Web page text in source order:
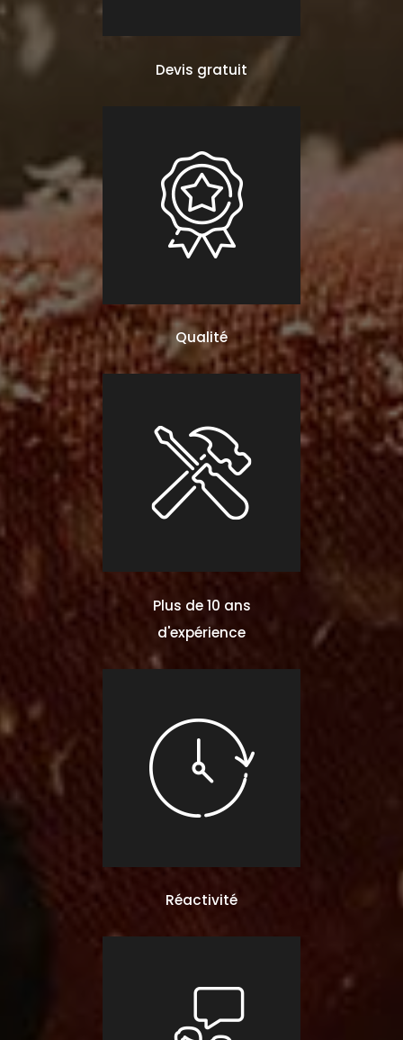
Devis gratuit
Qualité
Plus de 10 ans
d'expérience
Réactivité